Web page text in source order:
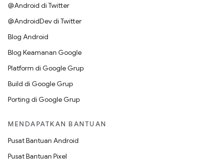
@Android di Twitter
@AndroidDev di Twitter
Blog Android
Blog Keamanan Google
Platform di Google Grup
Build di Google Grup
Porting di Google Grup
MENDAPATKAN BANTUAN
Pusat Bantuan Android
Pusat Bantuan Pixel